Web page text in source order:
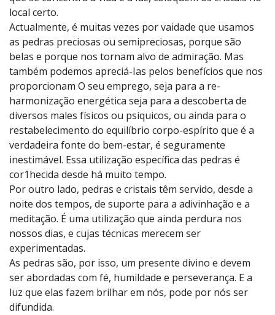
local certo.
Actualmente, é muitas vezes por vaidade que usamos
as pedras preciosas ou semipreciosas, porque são
belas e porque nos tornam alvo de admiração. Mas
também podemos apreciá-Ias pelos benefícios que nos
proporcionam O seu emprego, seja para a re-
harmonização energética seja para a descoberta de
diversos males físicos ou psíquicos, ou ainda para o
restabelecimento do equilíbrio corpo-espírito que é a
verdadeira fonte do bem-estar, é seguramente
inestimável. Essa utilização específica das pedras é
cor1hecida desde há muito tempo.
Por outro lado, pedras e cristais têm servido, desde a
noite dos tempos, de suporte para a adivinhação e a
meditação. É uma utilização que ainda perdura nos
nossos dias, e cujas técnicas merecem ser
experimentadas.
As pedras são, por isso, um presente divino e devem
ser abordadas com fé, humildade e perseverança. E a
luz que elas fazem brilhar em nós, pode por nós ser
difundida.